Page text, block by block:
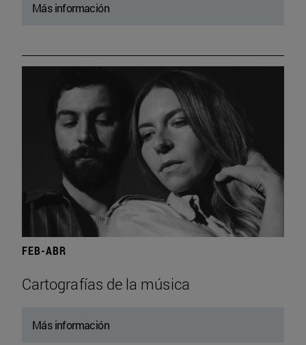
Más información
FEB-ABR
Cartografías de la música
Más información